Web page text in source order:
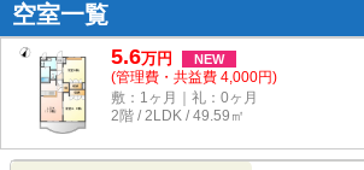
空室一覧
5.6万円 NEW
(管理費・共益費 4,000円)
敷：1ヶ月｜礼：0ヶ月
2階 / 2LDK / 49.59㎡